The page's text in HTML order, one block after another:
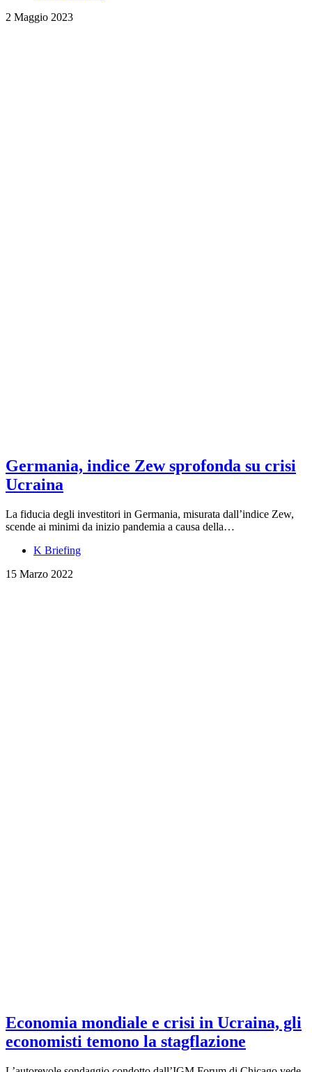
2 Maggio 2023
Germania, indice Zew sprofonda su crisi
Ucraina
La fiducia degli investitori in Germania, misurata dall’indice Zew,
scende ai minimi da inizio pandemia a causa della…
K Briefing
15 Marzo 2022
Economia mondiale e crisi in Ucraina, gli
economisti temono la stagflazione